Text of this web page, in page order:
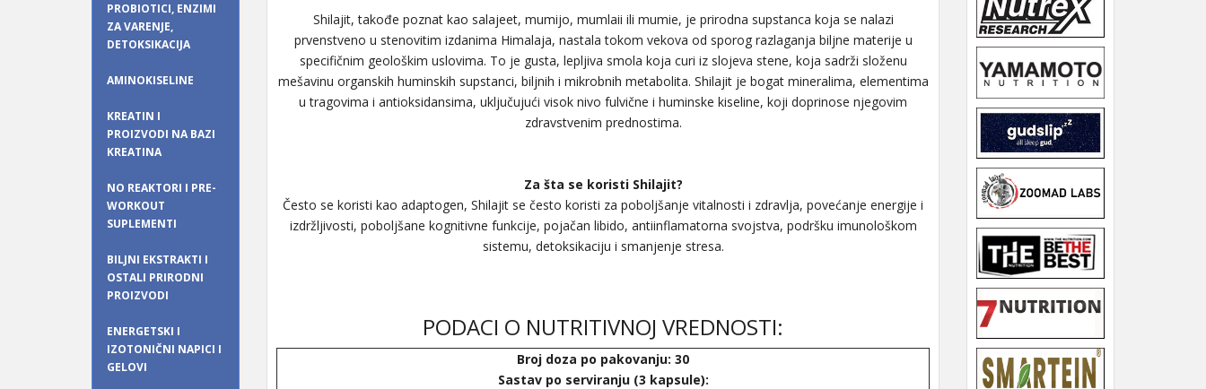
PROBIOTICI, ENZIMI
ZA VARENJE,
DETOKSIKACIJA
AMINOKISELINE
KREATIN I
PROIZVODI NA BAZI
KREATINA
NO REAKTORI I PRE-
WORKOUT
SUPLEMENTI
BILJNI EKSTRAKTI I
OSTALI PRIRODNI
PROIZVODI
ENERGETSKI I
IZOTONIČNI NAPICI I
GELOVI
Shilajit, takođe poznat kao salajeet, mumijo, mumlaii ili mumie, je prirodna supstanca koja se nalazi
prvenstveno u stenovitim izdanima Himalaja, nastala tokom vekova od sporog razlaganja biljne materije u
specifičnim geološkim uslovima. To je gusta, lepljiva smola koja curi iz slojeva stene, koja sadrži složenu
mešavinu organskih huminskih supstanci, biljnih i mikrobnih metabolita. Shilajit je bogat mineralima, elementima
u tragovima i antioksidansima, uključujući visok nivo fulvične i huminske kiseline, koji doprinose njegovim
zdravstvenim prednostima.
Za šta se koristi Shilajit?
Često se koristi kao adaptogen, Shilajit se često koristi za poboljšanje vitalnosti i zdravlja, povećanje energije i
izdržljivosti, poboljšane kognitivne funkcije, pojačan libido, antiinflamatorna svojstva, podršku imunološkom
sistemu, detoksikaciju i smanjenje stresa.
PODACI O NUTRITIVNOJ VREDNOSTI:
Broj doza po pakovanju: 30
Sastav po serviranju (3 kapsule):